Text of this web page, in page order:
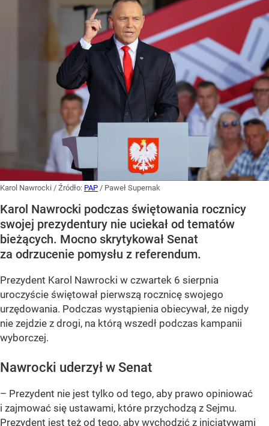
Karol Nawrocki / Źródło: PAP / Paweł Supernak
Karol Nawrocki podczas świętowania rocznicy
swojej prezydentury nie uciekał od tematów
bieżących. Mocno skrytykował Senat
za odrzucenie pomysłu z referendum.
Prezydent Karol Nawrocki w czwartek 6 sierpnia
uroczyście świętował pierwszą rocznicę swojego
urzędowania. Podczas wystąpienia obiecywał, że nigdy
nie zejdzie z drogi, na którą wszedł podczas kampanii
wyborczej.
Nawrocki uderzył w Senat
– Prezydent nie jest tylko od tego, aby prawo opiniować
i zajmować się ustawami, które przychodzą z Sejmu.
Prezydent jest też od tego, aby wychodzić z inicjatywami